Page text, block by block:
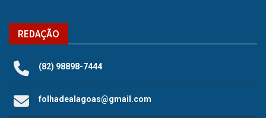
REDAÇÃO
(82) 98898-7444
folhadealagoas@gmail.com